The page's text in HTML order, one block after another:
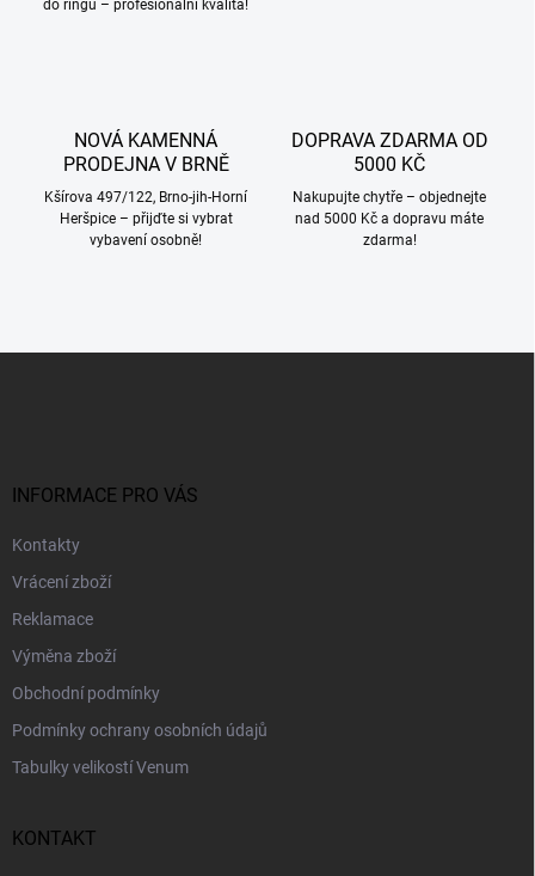
do ringu – profesionální kvalita!
NOVÁ KAMENNÁ
PRODEJNA V BRNĚ
Kšírova 497/122, Brno-jih-Horní
Heršpice – přijďte si vybrat
vybavení osobně!
DOPRAVA ZDARMA OD
5000 KČ
Nakupujte chytře – objednejte
nad 5000 Kč a dopravu máte
zdarma!
INFORMACE PRO VÁS
Kontakty
Vrácení zboží
Reklamace
Výměna zboží
Obchodní podmínky
Podmínky ochrany osobních údajů
Tabulky velikostí Venum
KONTAKT